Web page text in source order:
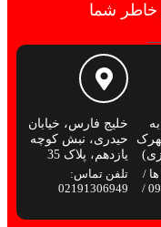
خاطر شما
به
/
تلفن تماس: 09128334148 /
خلیج فارس، خیابان
حیدری، نبش کوچه
یازدهم، پلاک 35
تلفن تماس:
02191306949